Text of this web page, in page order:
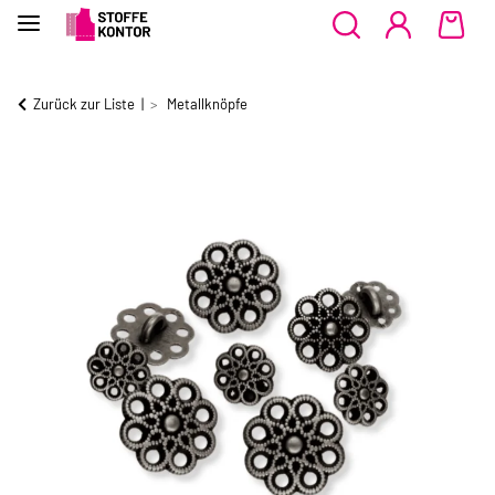
Zurück zur Liste Metallknöpfe